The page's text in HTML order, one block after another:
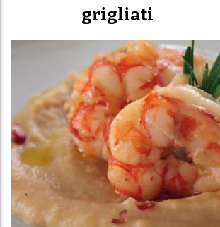
grigliati